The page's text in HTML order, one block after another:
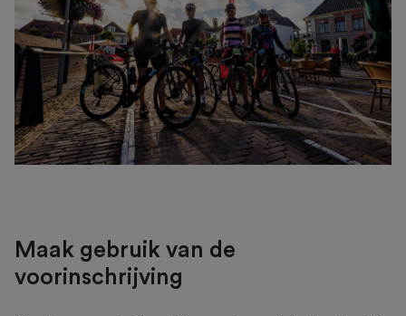
Maak gebruik van de
voorinschrijving